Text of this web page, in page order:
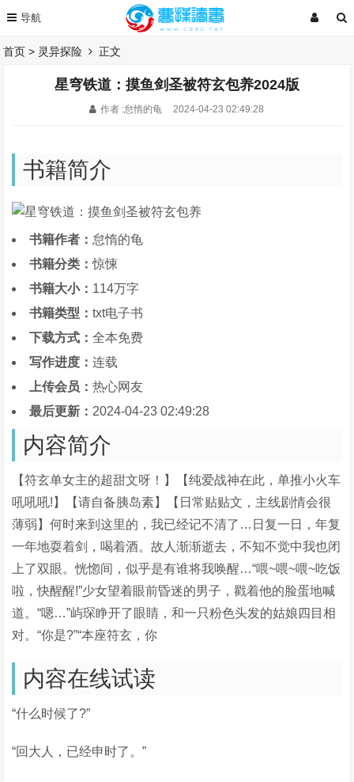
首页 > 灵异探险 正文
星穹铁道：摸鱼剑圣被符玄包养2024版
作者 :怠惰的龟 2024-04-23 02:49:28
书籍简介
书籍作者： 怠惰的龟
书籍分类：惊悚
书籍大小： 114万字
书籍类型：txt电子书
下载方式：全本免费
写作进度：连载
上传会员：热心网友
最后更新： 2024-04-23 02:49:28
内容简介
【符玄单女主的超甜文呀！】【纯爱战神在此，单推小火车
吼吼吼!】【请自备胰岛素】【日常贴贴文，主线剧情会很
薄弱】何时来到这里的，我已经记不清了…日复一日，年复
一年地耍着剑，喝着酒。故人渐渐逝去，不知不觉中我也闭
上了双眼。恍惚间，似乎是有谁将我唤醒…“喂~喂~喂~吃饭
啦，快醒醒!”少女望着眼前昏迷的男子，戳着他的脸蛋地喊
道。“嗯…”屿琛睁开了眼睛，和一只粉色头发的姑娘四目相
对。“你是?”“本座符玄，你
内容在线试读
“什么时候了?”
“回大人，已经申时了。”